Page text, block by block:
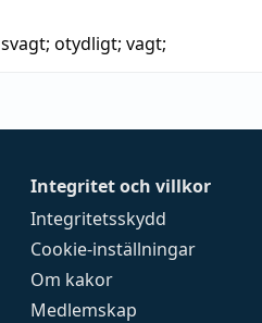
svagt; otydligt; vagt;
Integritet och villkor
Integritetsskydd
Cookie-inställningar
Om kakor
Medlemskap